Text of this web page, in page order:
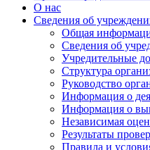
О нас
Сведения об
Общая
Сведения об
Учредительные
Структура
Руководство
Информация о
Информация о
Независимая
Результаты
Правила и